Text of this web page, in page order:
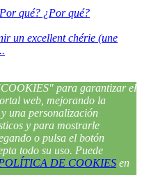
qué? ¿Por qué?
un excellent chérie (une
para garantizar el
web, mejorando la
una personalización
y para mostrarle
o pulsa el botón
todo su uso. Puede
DE COOKIES en